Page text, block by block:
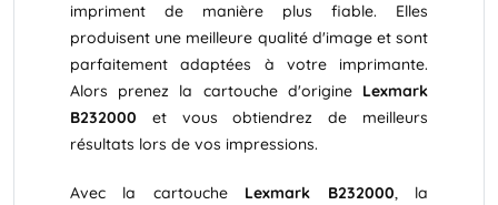
impriment de manière plus fiable. Elles
produisent une meilleure qualité d'image et sont
parfaitement adaptées à votre imprimante.
Alors prenez la cartouche d'origine Lexmark
B232000 et vous obtiendrez de meilleurs
résultats lors de vos impressions.
Avec la cartouche Lexmark B232000, la